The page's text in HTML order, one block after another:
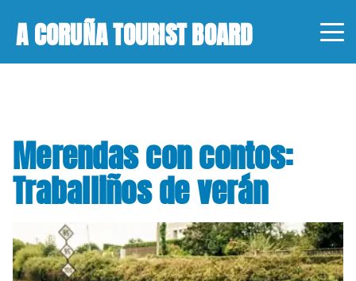
A CORUÑA TOURIST BOARD
Merendas con contos:
Traballiños de verán